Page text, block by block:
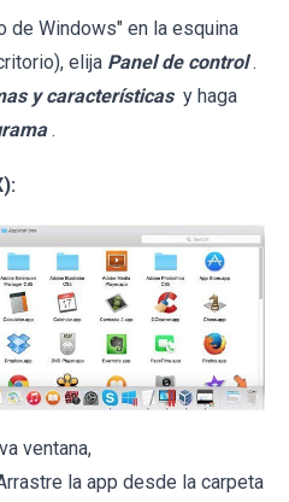
de Windows" en la esquina
elija Panel de control .
y características y haga
.
ventana,
la app desde la carpeta